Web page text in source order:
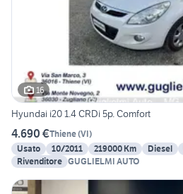
16
Hyundai i20 1.4 CRDi 5p. Comfort
4.690 €Thiene(VI)
Usato
10/2011 219000 Km Diesel
Rivenditore GUGLIELMI AUTO